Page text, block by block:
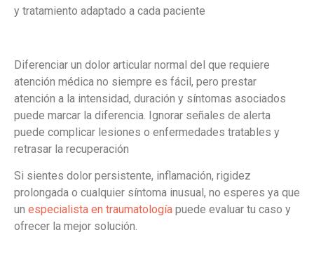
y tratamiento adaptado a cada paciente
Diferenciar un dolor articular normal del que requiere
atención médica no siempre es fácil, pero prestar
atención a la intensidad, duración y síntomas asociados
puede marcar la diferencia. Ignorar señales de alerta
puede complicar lesiones o enfermedades tratables y
retrasar la recuperación
Si sientes dolor persistente, inflamación, rigidez
prolongada o cualquier síntoma inusual, no esperes ya que
un especialista en traumatología puede evaluar tu caso y
ofrecer la mejor solución.